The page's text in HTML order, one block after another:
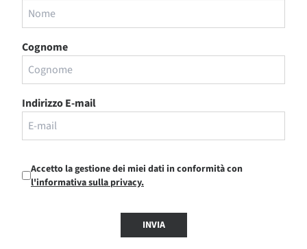
Cognome
Indirizzo E-mail
Accetto la gestione dei miei dati in conformità con
l'informativa sulla privacy.
INVIA